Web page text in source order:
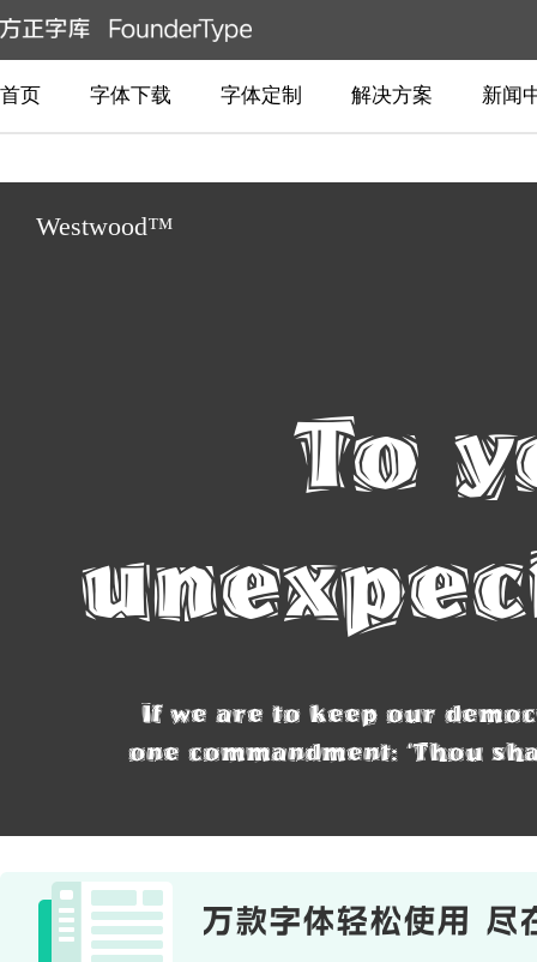
首页 字体下载 字体定制 解决方案 新闻
Westwood™
To
If we are to keep our
one commandment: 'Thou